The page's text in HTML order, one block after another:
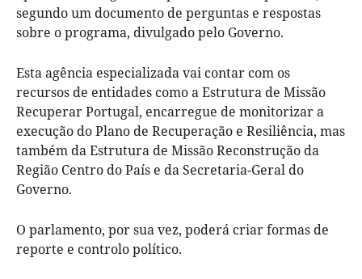
segundo um documento de perguntas e respostas
sobre o programa, divulgado pelo Governo.
Esta agência especializada vai contar com os
recursos de entidades como a Estrutura de Missão
Recuperar Portugal, encarregue de monitorizar a
execução do Plano de Recuperação e Resiliência, mas
também da Estrutura de Missão Reconstrução da
Região Centro do País e da Secretaria-Geral do
Governo.
O parlamento, por sua vez, poderá criar formas de
reporte e controlo político.